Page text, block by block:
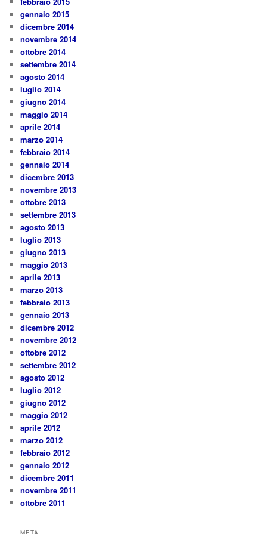
gennaio 2015
dicembre 2014
novembre 2014
ottobre 2014
settembre 2014
agosto 2014
luglio 2014
giugno 2014
maggio 2014
aprile 2014
marzo 2014
febbraio 2014
gennaio 2014
dicembre 2013
novembre 2013
ottobre 2013
settembre 2013
agosto 2013
luglio 2013
giugno 2013
maggio 2013
aprile 2013
marzo 2013
febbraio 2013
gennaio 2013
dicembre 2012
novembre 2012
ottobre 2012
settembre 2012
agosto 2012
luglio 2012
giugno 2012
maggio 2012
aprile 2012
marzo 2012
febbraio 2012
gennaio 2012
dicembre 2011
novembre 2011
ottobre 2011